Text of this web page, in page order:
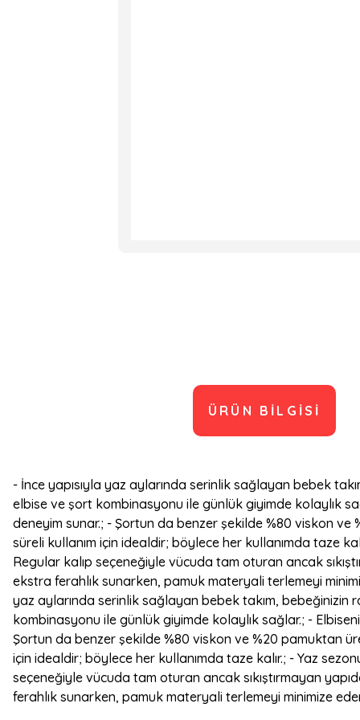
ÜRÜN BILGISI
- İnce yapısıyla yaz aylarında serinlik sağlayan bebek
elbise ve şort kombinasyonu ile günlük giyimde kolaylık
deneyim sunar.; - Şortun da benzer şekilde %80 viskon ve
süreli kullanım için idealdir; böylece her kullanımda taze
Regular kalıp seçeneğiyle vücuda tam oturan ancak
ekstra ferahlık sunarken, pamuk materyali terlemeyi
yaz aylarında serinlik sağlayan bebek takım, bebeğinizin
kombinasyonu ile günlük giyimde kolaylık sağlar.; -
Şortun da benzer şekilde %80 viskon ve %20 pamuktan
için idealdir; böylece her kullanımda taze kalır.; - Yaz
seçeneğiyle vücuda tam oturan ancak sıkıştırmayan
ferahlık sunarken, pamuk materyali terlemeyi minimize